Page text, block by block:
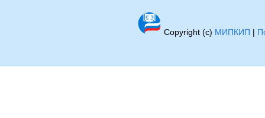
Copyright (c) МИПКИП |